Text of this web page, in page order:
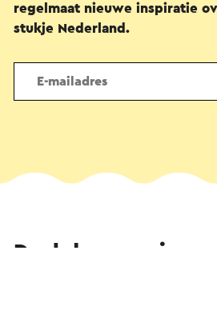
regelmaat nieuwe inspiratie
stukje Nederland.
Deel deze pagina